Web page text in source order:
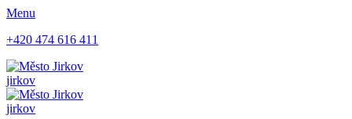
Menu
+420 474 616 411
jirkov
jirkov